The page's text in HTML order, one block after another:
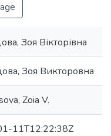
Зоя Вікторівна
Зоя Викторовна
Zoia V.
11T12:22:38Z